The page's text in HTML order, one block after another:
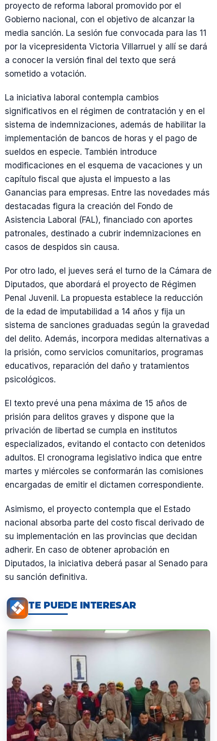
proyecto de reforma laboral promovido por el
Gobierno nacional, con el objetivo de alcanzar la
media sanción. La sesión fue convocada para las 11
por la vicepresidenta Victoria Villarruel y allí se dará
a conocer la versión final del texto que será
sometido a votación.
La iniciativa laboral contempla cambios
significativos en el régimen de contratación y en el
sistema de indemnizaciones, además de habilitar la
implementación de bancos de horas y el pago de
sueldos en especie. También introduce
modificaciones en el esquema de vacaciones y un
capítulo fiscal que ajusta el impuesto a las
Ganancias para empresas. Entre las novedades más
destacadas figura la creación del Fondo de
Asistencia Laboral (FAL), financiado con aportes
patronales, destinado a cubrir indemnizaciones en
casos de despidos sin causa.
Por otro lado, el jueves será el turno de la Cámara de
Diputados, que abordará el proyecto de Régimen
Penal Juvenil. La propuesta establece la reducción
de la edad de imputabilidad a 14 años y fija un
sistema de sanciones graduadas según la gravedad
del delito. Además, incorpora medidas alternativas a
la prisión, como servicios comunitarios, programas
educativos, reparación del daño y tratamientos
psicológicos.
El texto prevé una pena máxima de 15 años de
prisión para delitos graves y dispone que la
privación de libertad se cumpla en institutos
especializados, evitando el contacto con detenidos
adultos. El cronograma legislativo indica que entre
martes y miércoles se conformarán las comisiones
encargadas de emitir el dictamen correspondiente.
Asimismo, el proyecto contempla que el Estado
nacional absorba parte del costo fiscal derivado de
su implementación en las provincias que decidan
adherir. En caso de obtener aprobación en
Diputados, la iniciativa deberá pasar al Senado para
su sanción definitiva.
TE PUEDE INTERESAR